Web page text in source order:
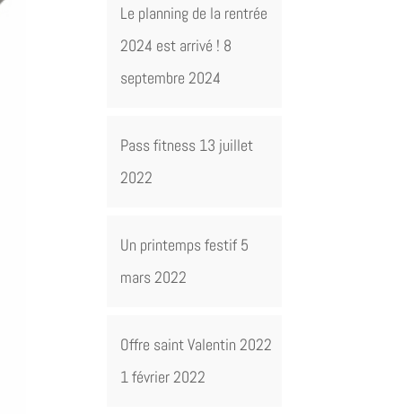
Le planning de la rentrée
2024 est arrivé ! 8
septembre 2024
Pass fitness 13 juillet
2022
Un printemps festif 5
mars 2022
Offre saint Valentin 2022
1 février 2022